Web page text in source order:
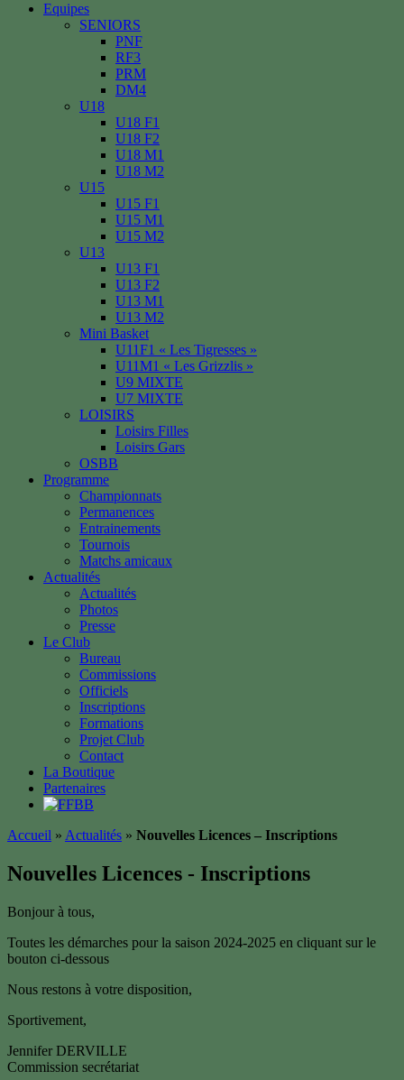
Equipes
SENIORS
PNF
RF3
PRM
DM4
U18
U18 F1
U18 F2
U18 M1
U18 M2
U15
U15 F1
U15 M1
U15 M2
U13
U13 F1
U13 F2
U13 M1
U13 M2
Mini Basket
U11F1 « Les Tigresses »
U11M1 « Les Grizzlis »
U9 MIXTE
U7 MIXTE
LOISIRS
Loisirs Filles
Loisirs Gars
OSBB
Programme
Championnats
Permanences
Entrainements
Tournois
Matchs amicaux
Actualités
Actualités
Photos
Presse
Le Club
Bureau
Commissions
Officiels
Inscriptions
Formations
Projet Club
Contact
La Boutique
Partenaires
Accueil » Actualités » Nouvelles Licences – Inscriptions
Nouvelles Licences - Inscriptions
Bonjour à tous,
Toutes les démarches pour la saison 2024-2025 en cliquant sur le
bouton ci-dessous
Nous restons à votre disposition,
Sportivement,
Jennifer DERVILLE
Commission secrétariat